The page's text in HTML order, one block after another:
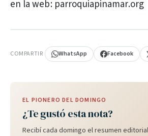
en la web: parroquiapinamar.org
COMPARTIR WhatsApp Facebook
EL PIONERO DEL DOMINGO
¿Te gustó esta nota?
Recibí cada domingo el resumen